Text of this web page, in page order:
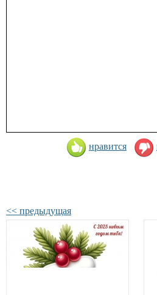
нравится
<< предыдущая